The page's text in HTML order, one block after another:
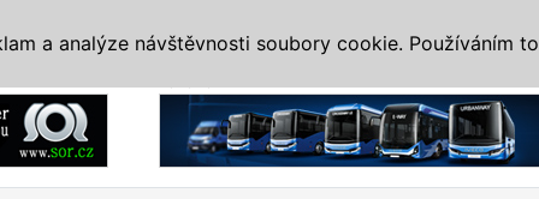
a analýze návštěvnosti soubory cookie. Používáním